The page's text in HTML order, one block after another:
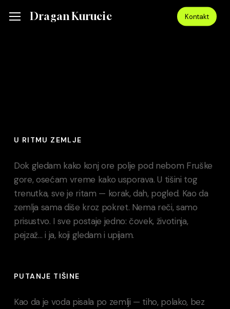
MenuDragan Kurucic Kontakt
U RITMU ZEMLJE
Dok gledam kako konj ore polje pod nebom Fruške
gore, osećam vreme kako usporava. U tišini tog
trenutka, sve je ritam — korak, dah, pogled. Kao da
zemlja sama diše kroz pokret. Nema reči, samo
prisustvo. I sve postaje jedno: čovek, životinja,
pejzaž… i ja, koji gledam i upijam.
PUTANJE TIŠINE
Kao da je voda pisala po zemlji — tiho, polako, bez